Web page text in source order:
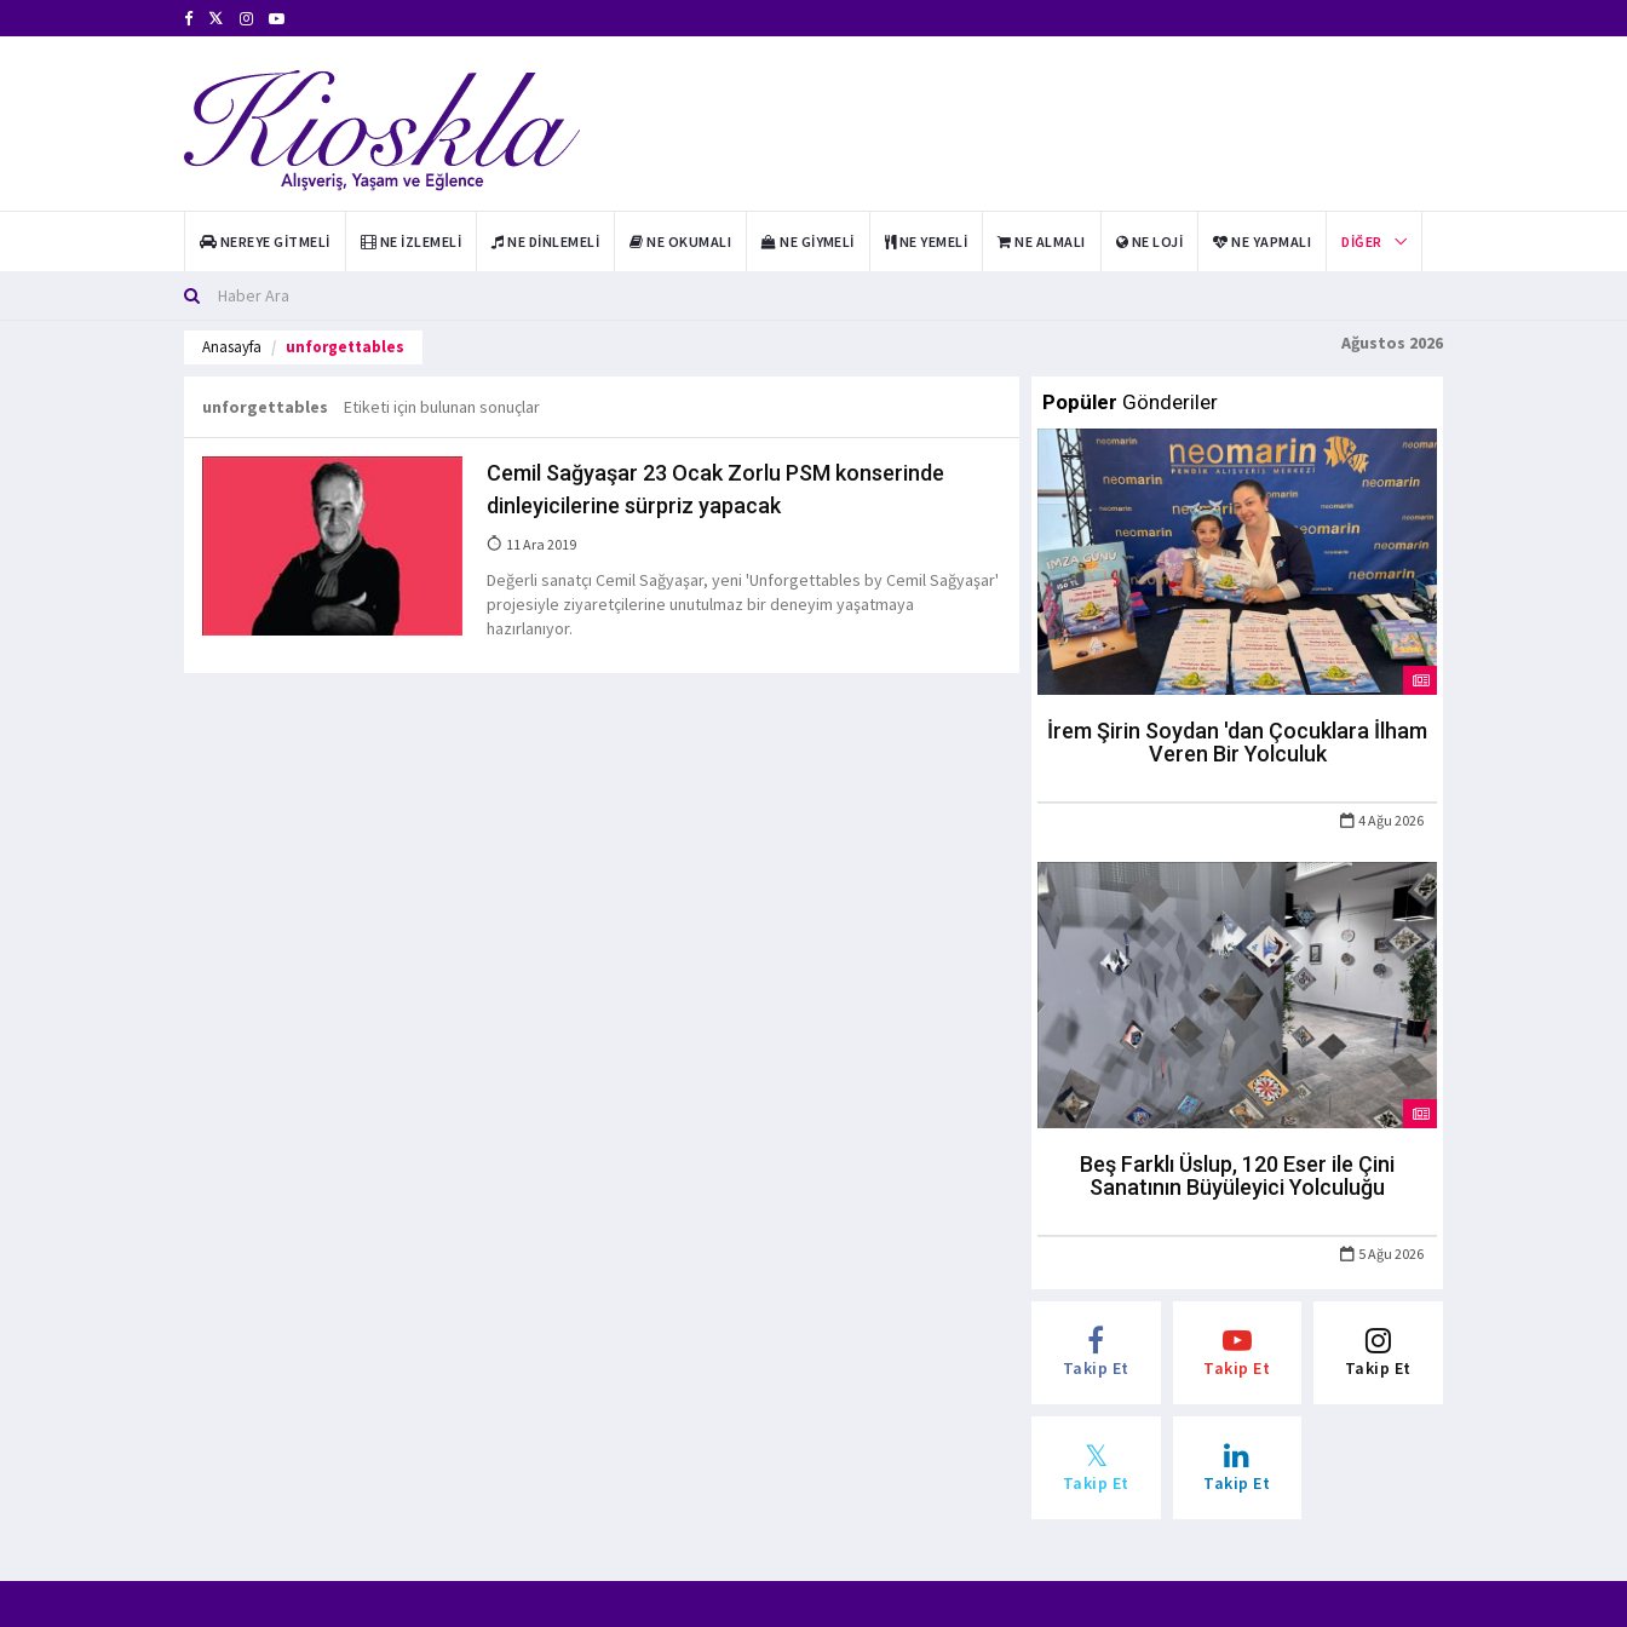
NEREYE GITMELI NE İZLEMELI NE DINLEMELI NE OKUMALI NE GIYMELI NE YEMELI NE ALMALI NE LOJI NE YAPMALI DIĞER
Anasayfa unforgettables Ağustos 2026
unforgettables Etiketi için bulunan sonuçlar
Cemil Sağyaşar 23 Ocak Zorlu PSM konserinde
dinleyicilerine sürpriz yapacak
11 Ara 2019
Değerli sanatçı Cemil Sağyaşar, yeni 'Unforgettables by Cemil Sağyaşar'
projesiyle ziyaretçilerine unutulmaz bir deneyim yaşatmaya
hazırlanıyor.
Popüler Gönderiler
İrem Şirin Soydan 'dan Çocuklara İlham
Veren Bir Yolculuk
4 Ağu 2026
Beş Farklı Üslup, 120 Eser ile Çini
Sanatının Büyüleyici Yolculuğu
5 Ağu 2026
Takip Et Takip Et Takip Et
Takip Et Takip Et